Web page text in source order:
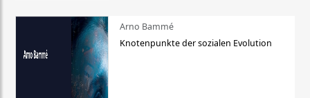
Arno Bammé
Knotenpunkte der sozialen Evolution